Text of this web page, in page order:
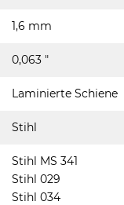
1,6 mm
0,063 "
Laminierte Schiene
Stihl
Stihl MS 341
Stihl 029
Stihl 034